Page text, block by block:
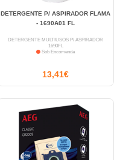
DETERGENTE P/ ASPIRADOR FLAMA
- 1690A01 FL
DETERGENTE MULTIUSOS P/ ASPIRADOR
1690FL
Sob Encomenda
13,41€